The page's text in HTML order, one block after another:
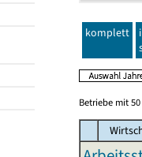
komplett
Betriebe mit